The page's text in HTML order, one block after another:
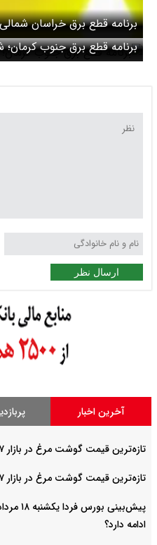
۱۴۰۴
برنامه قطع برق جنوب کرمان؛ شنبه ۲۳
ارسال نظر
آخرین اخبار
تازه‌ترین قیمت گوشت مرغ در بازار ۱۷ مردادماه ۱۴۰
تازه‌ترین قیمت گوشت مرغ در بازار ۱۷ مردادماه ۱۴۰
ادامه دارد؟